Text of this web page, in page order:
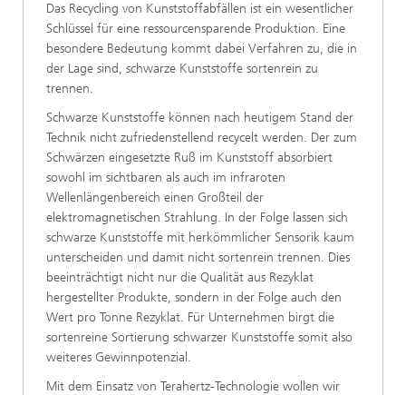
Das Recycling von Kunststoffabfällen ist ein wesentlicher
Schlüssel für eine ressourcensparende Produktion. Eine
besondere Bedeutung kommt dabei Verfahren zu, die in
der Lage sind, schwarze Kunststoffe sortenrein zu
trennen.
Schwarze Kunststoffe können nach heutigem Stand der
Technik nicht zufriedenstellend recycelt werden. Der zum
Schwärzen eingesetzte Ruß im Kunststoff absorbiert
sowohl im sichtbaren als auch im infraroten
Wellenlängenbereich einen Großteil der
elektromagnetischen Strahlung. In der Folge lassen sich
schwarze Kunststoffe mit herkömmlicher Sensorik kaum
unterscheiden und damit nicht sortenrein trennen. Dies
beeinträchtigt nicht nur die Qualität aus Rezyklat
hergestellter Produkte, sondern in der Folge auch den
Wert pro Tonne Rezyklat. Für Unternehmen birgt die
sortenreine Sortierung schwarzer Kunststoffe somit also
weiteres Gewinnpotenzial.
Mit dem Einsatz von Terahertz-Technologie wollen wir